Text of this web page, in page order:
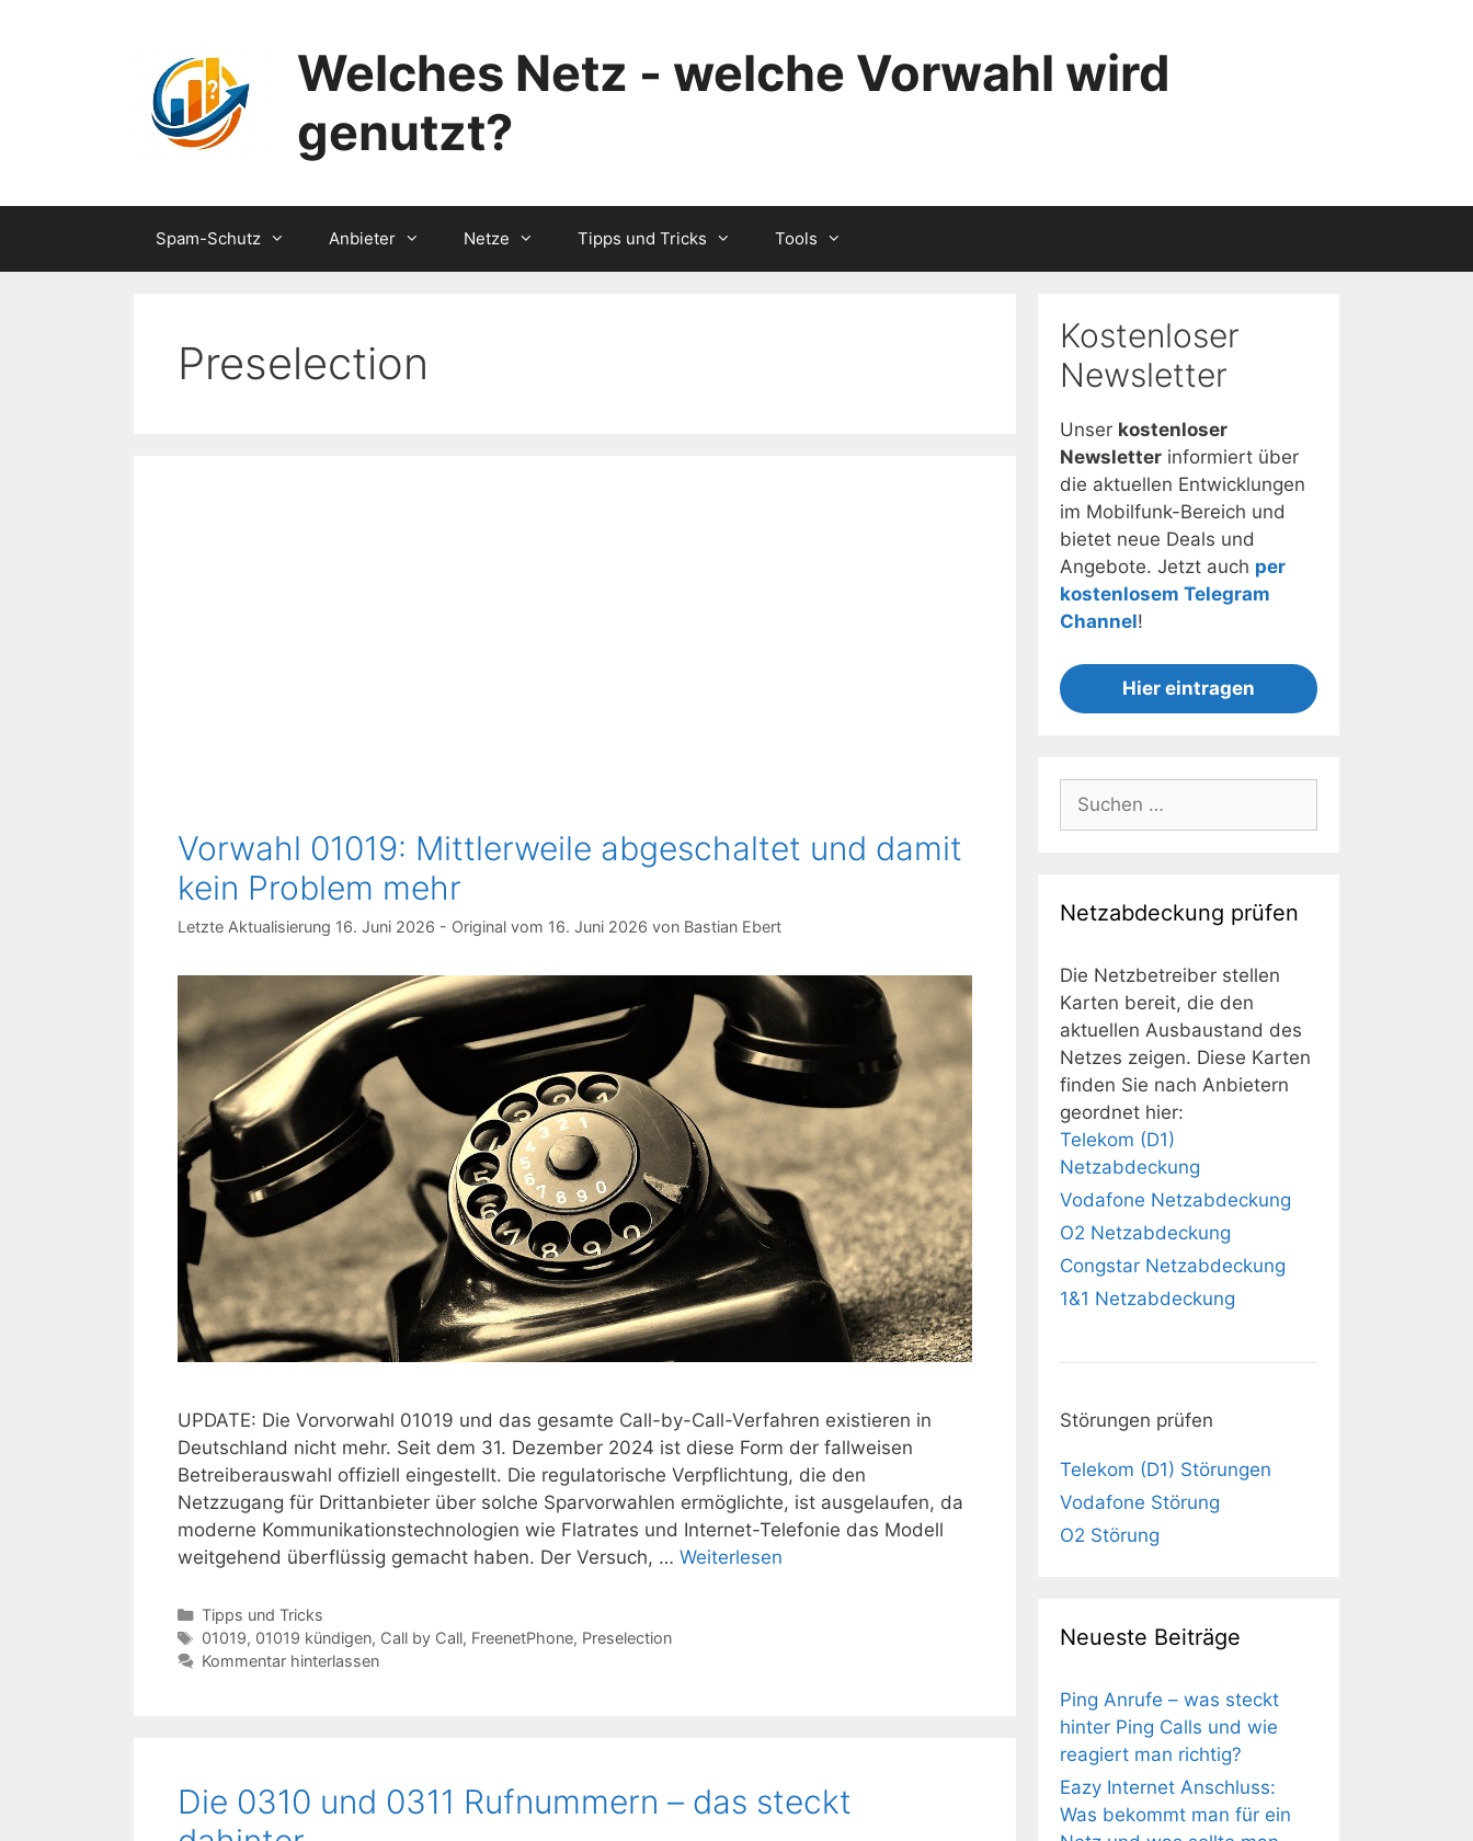
Welches Netz - welche Vorwahl wird
genutzt?
Spam-Schutz Anbieter Netze Tipps und Tricks Tools
Preselection
Vorwahl 01019: Mittlerweile abgeschaltet und damit
kein Problem mehr
16. Juni 2026 16. Juni 2026 von Bastian Ebert
UPDATE: Die Vorvorwahl 01019 und das gesamte Call-by-Call-Verfahren existieren in
Deutschland nicht mehr. Seit dem 31. Dezember 2024 ist diese Form der fallweisen
Betreiberauswahl offiziell eingestellt. Die regulatorische Verpflichtung, die den
Netzzugang für Drittanbieter über solche Sparvorwahlen ermöglichte, ist ausgelaufen, da
moderne Kommunikationstechnologien wie Flatrates und Internet-Telefonie das Modell
weitgehend überflüssig gemacht haben. Der Versuch, … Weiterlesen
Kategorien
Tipps und Tricks
Schlagwörter
01019, 01019 kündigen, Call by Call, FreenetPhone, Preselection
Kommentar hinterlassen
Die 0310 und 0311 Rufnummern – das steckt
Kostenloser
Newsletter
Unser kostenloser
Newsletter informiert über
die aktuellen Entwicklungen
im Mobilfunk-Bereich und
bietet neue Deals und
Angebote. Jetzt auch per
kostenlosem Telegram
Channel!
Hier eintragen
nach:
Netzabdeckung prüfen
Die Netzbetreiber stellen
Karten bereit, die den
aktuellen Ausbaustand des
Netzes zeigen. Diese Karten
finden Sie nach Anbietern
geordnet hier:
Telekom (D1)
Netzabdeckung
Vodafone Netzabdeckung
O2 Netzabdeckung
Congstar Netzabdeckung
1&1 Netzabdeckung
Störungen prüfen
Telekom (D1) Störungen
Vodafone Störung
O2 Störung
Neueste Beiträge
Ping Anrufe – was steckt
hinter Ping Calls und wie
reagiert man richtig?
Eazy Internet Anschluss:
Was bekommt man für ein